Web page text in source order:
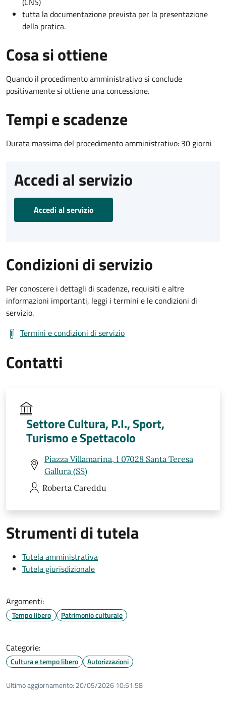
tutta la documentazione prevista per la presentazione
della pratica.
Cosa si ottiene
Quando il procedimento amministrativo si conclude
positivamente si ottiene una concessione.
Tempi e scadenze
Durata massima del procedimento amministrativo: 30 giorni
Accedi al servizio
Accedi al servizio
Condizioni di servizio
Per conoscere i dettagli di scadenze, requisiti e altre
informazioni importanti, leggi i termini e le condizioni di
servizio.
Termini e condizioni di servizio
Contatti
Settore Cultura, P.I., Sport,
Turismo e Spettacolo
Piazza Villamarina, 1 07028 Santa Teresa
Gallura (SS)
Roberta Careddu
Strumenti di tutela
Tutela amministrativa
Tutela giurisdizionale
Argomenti:
Tempo libero Patrimonio culturale
Categorie:
Cultura e tempo libero Autorizzazioni
Ultimo aggiornamento: 20/05/2026 10:51.58